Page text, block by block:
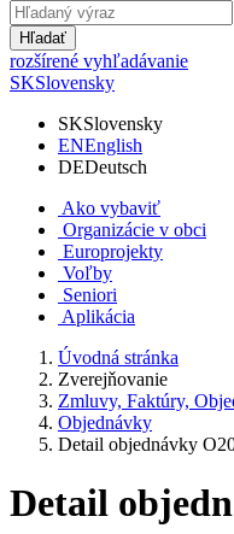
Hľadať
rozšírené vyhľadávanie
SKSlovensky
SKSlovensky
ENEnglish
DEDeutsch
Ako vybaviť
Organizácie v obci
Europrojekty
Voľby
Seniori
Aplikácia
Úvodná stránka
Zverejňovanie
Zmluvy, Faktúry,
Objednávky
Detail objednávky
Detail